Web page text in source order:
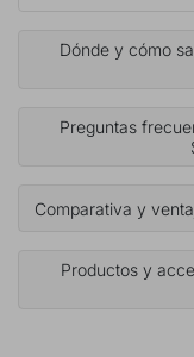
Dónde y cómo
Preguntas
Comparativa y
Productos y